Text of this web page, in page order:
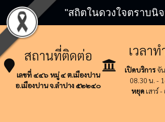
"สถิตในดวงใจตราบนิ
สถานที่ติดต่อ
เลขที่ ๔๔๖ หมู่ ๔ ต.เมืองปาน
อ.เมืองปาน จ.ลำปาง ๕๒๒๔๐
เวลาท
เปิดบริการจั
08.30 น. -
หยุดเสาร์